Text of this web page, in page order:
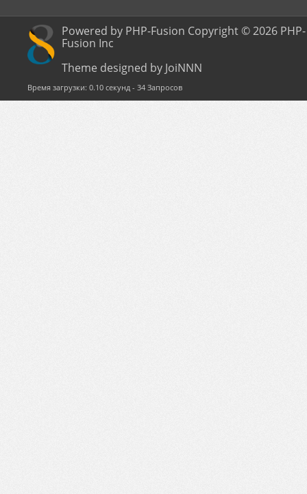
Powered by PHP-Fusion Copyright © 2026 PHP-
Fusion Inc
Theme designed by JoiNNN
Время загрузки: 0.10 секунд - 34 Запросов